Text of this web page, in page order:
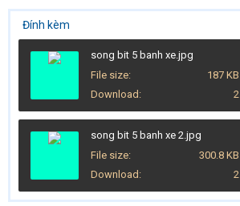
Đính kèm
song bit 5 banh xe.jpg
File size
187 KB
Download
2
song bit 5 banh xe 2.jpg
File size
300.8 KB
Download
2